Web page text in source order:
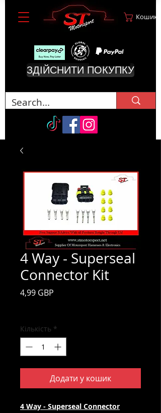
Кошик
ЗДІЙСНИТИ ПОКУПКУ
4 Way - Superseal
Connector Kit
4,99 GBP
Кількість *
Додати у кошик
4 Way - Superseal Connector